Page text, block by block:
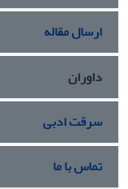
نتیجه گیری:کروسین
اسپرم­ساز موشی
سلول‏ها و کاهش مرگ و
ارسال مقاله
داوران
سرقت ادبی
تماس با ما